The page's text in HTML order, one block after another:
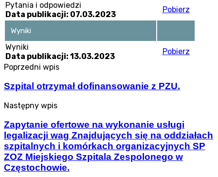
Pytania i odpowiedzi
Data publikacji: 07.03.2023
Pobierz
Wyniki
Wyniki
Data publikacji: 13.03.2023
Pobierz
Poprzedni wpis
Szpital otrzymał dofinansowanie z PZU.
Następny wpis
Zapytanie ofertowe na wykonanie usługi
legalizacji wag Znajdujących się na oddziałach
szpitalnych i komórkach organizacyjnych SP
ZOZ Miejskiego Szpitala Zespolonego w
Częstochowie.